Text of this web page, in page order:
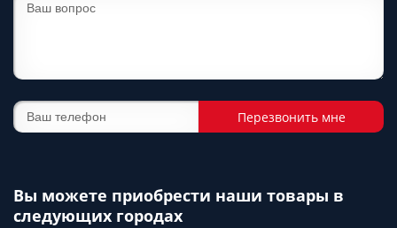
Перезвонить мне
Вы можете приобрести наши товары в
следующих городах